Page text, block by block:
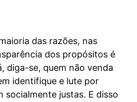
das razões, nas
dos propósitos é
diga-se, quem não venda
identifique e lute por
socialmente justas. E disso